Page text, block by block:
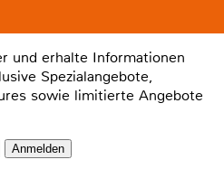
und erhalte Informationen
Spezialangebote,
sowie limitierte Angebote